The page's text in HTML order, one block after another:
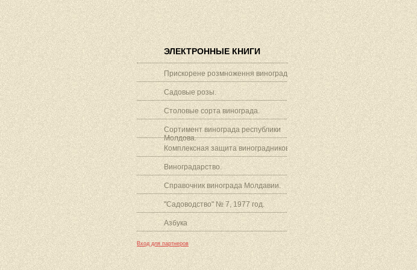
ЭЛЕКТРОННЫЕ КНИГИ
Прискорене розмноження винограду.
Садовые розы.
Столовые сорта винограда.
Сортимент винограда республики
Молдова.
Комплексная защита виноградников.
Виноградарство.
Справочник винограда Молдавии.
"Садоводство" № 7, 1977 год.
Азбука
Вход для партнеров